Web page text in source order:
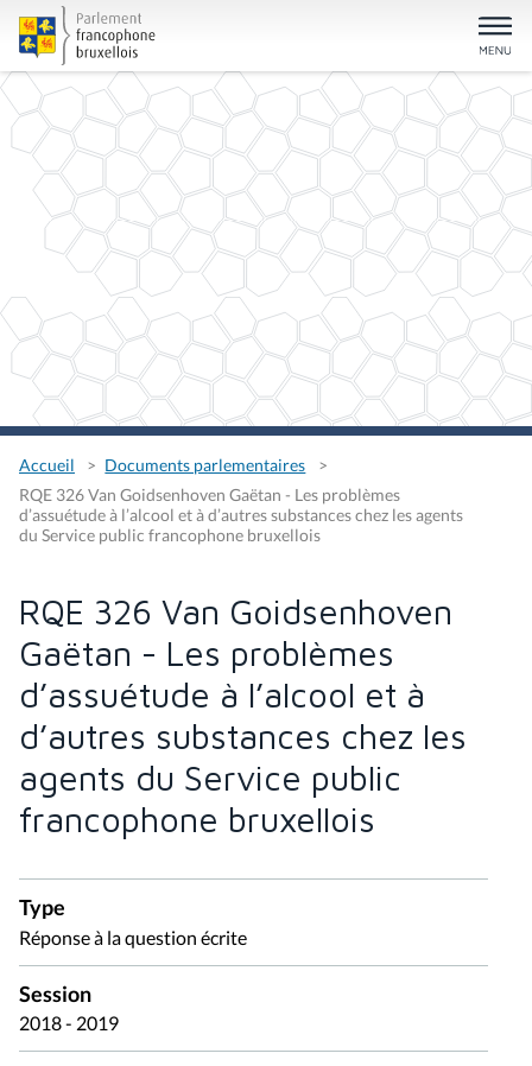
Accueil
Documents parlementaires
RQE 326 Van Goidsenhoven Gaëtan - Les problèmes
d’assuétude à l’alcool et à d’autres substances chez les agents
du Service public francophone bruxellois
RQE 326 Van Goidsenhoven
Gaëtan - Les problèmes
d’assuétude à l’alcool et à
d’autres substances chez les
agents du Service public
francophone bruxellois
Type
Réponse à la question écrite
Session
2018 - 2019